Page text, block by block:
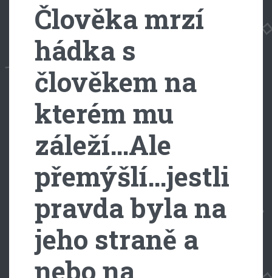
Člověka mrzí
hádka s
člověkem na
kterém mu
záleží…Ale
přemýšlí…jestli
pravda byla na
jeho straně a
nebo na